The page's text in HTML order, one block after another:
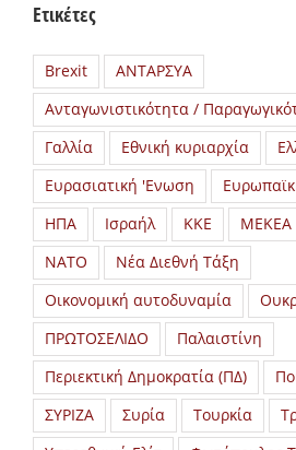
Ετικέτες
Brexit
ΑΝΤΑΡΣΥΑ
Ανταγωνιστικότητα /
Γαλλία
Εθνική κυριαρχία
Ευρασιατική 'Ενωση
ΗΠΑ
Ισραήλ ΚΚΕ ΜΕΚΕΑ
ΝΑΤΟ
Νέα Διεθνή Τάξη
Οικονομική αυτοδυναμία
ΠΡΩΤΟΣΕΛΙΔΟ
Παλαιστίνη
Περιεκτική Δημοκρατία (ΠΔ)
ΣΥΡΙΖΑ
Συρία Τουρκία